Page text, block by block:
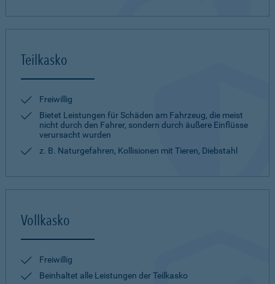
Teilkasko
Freiwillig
Bietet Leistungen für Schäden am Fahrzeug, die meist
nicht durch den Fahrer, sondern durch äußere Einflüsse
verursacht wurden
z. B. Naturgefahren, Kollisionen mit Tieren, Diebstahl
Vollkasko
Freiwillig
Beinhaltet alle Leistungen der Teilkasko